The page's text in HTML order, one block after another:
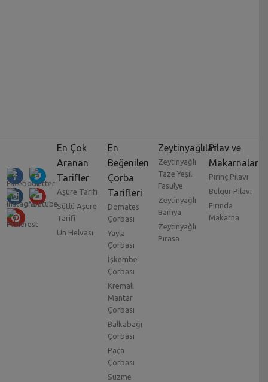
En Çok
Aranan
Tarifler
Aşure Tarifi
Sütlü Aşure
Tarifi
Un Helvası
En
Beğenilen
Çorba
Tarifleri
Domates
Çorbası
Yayla
Çorbası
İşkembe
Çorbası
Kremalı
Mantar
Çorbası
Balkabağı
Çorbası
Paça
Çorbası
Süzme
Zeytinyağlılar
Zeytinyağlı
Taze Yeşil
Fasulye
Zeytinyağlı
Bamya
Zeytinyağlı
Pırasa
Pilav ve
Makarnalar
Pirinç Pilavı
Bulgur Pilavı
Fırında
Makarna